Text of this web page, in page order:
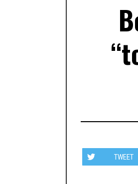
TWEET